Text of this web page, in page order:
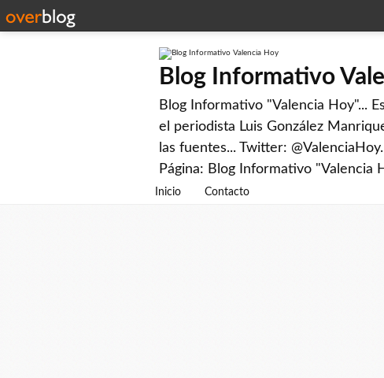
Blog Informativo
Blog Informativo "Valencia Hoy"...
el periodista Luis González
las fuentes... Twitter:
Página: Blog Informativo "Valencia
Inicio Contacto